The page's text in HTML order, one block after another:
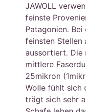
JAWOLL
feinste
Patagonien.
feinsten Stellen
aussortiert. Die
mittlere
25mikron
Wolle fühlt sich
trägt sich sehr